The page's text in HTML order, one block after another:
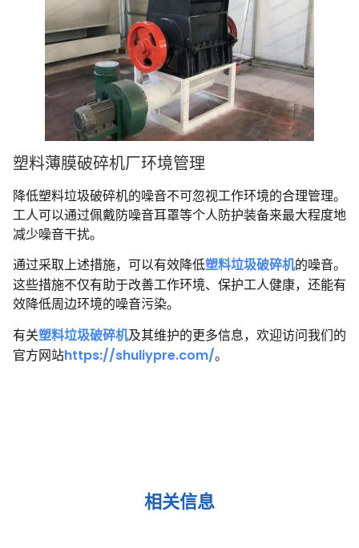
塑料薄膜破碎机厂环境管理
降低塑料垃圾破碎机的噪音不可忽视工作环境的合理管理。
工人可以通过佩戴防噪音耳罩等个人防护装备来最大程度地
减少噪音干扰。
通过采取上述措施，可以有效降低塑料垃圾破碎机的噪音。
这些措施不仅有助于改善工作环境、保护工人健康，还能有
效降低周边环境的噪音污染。
有关塑料垃圾破碎机及其维护的更多信息，欢迎访问我们的
官方网站https://shuliypre.com/。
相关信息